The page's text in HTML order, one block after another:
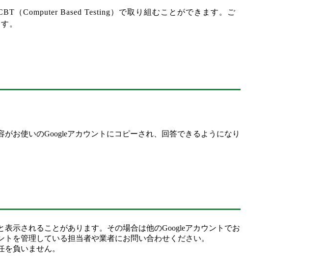
（Computer Based Testing）で取り組むことができます。ご
。
お使いのGoogleアカウントにコピーされ、回答できるようになり
示されることがあります。その場合は他のGoogleアカウントでお
を管理している担当者や業者にお問い合わせください。
負いません。